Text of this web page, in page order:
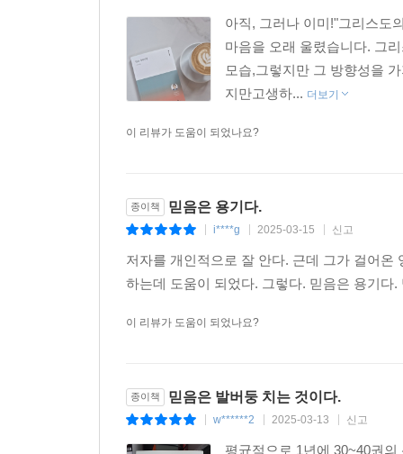
아직, 그러나 이미!"그리스도
마음을 오래 울렸습니다. 그
모습,그렇지만 그 방향성을
지만고생하... 더보기
이 리뷰가 도움이 되었나요?
종이책 믿음은 용기다.
i****g 2025-03-15 신고
저자를 개인적으로 잘 안다. 근데 그가 걸어
하는데 도움이 되었다. 그렇다. 믿음은 용기
이 리뷰가 도움이 되었나요?
종이책 믿음은 발버둥 치는 것이다.
w******2 2025-03-13 신고
평균적으로 1년에 30~40권